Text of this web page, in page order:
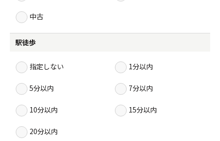
中古
駅徒歩
指定しない 1分以内
5分以内 7分以内
10分以内 15分以内
20分以内